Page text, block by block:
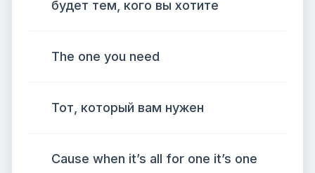
будет тем, кого вы хотите
The one you need
Тот, который вам нужен
Cause when it’s all for one it’s one